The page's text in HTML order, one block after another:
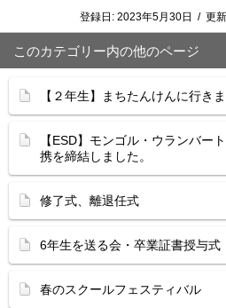
登録日: 2023年5月30日 / 更
このカテゴリー内の他のページ
【２年生】まちたんけんに行きま
【ESD】モンゴル・ウランバー
携を締結しました。
修了式、離退任式
6年生を送る会・卒業証書授与式
春のスクールフェスティバル